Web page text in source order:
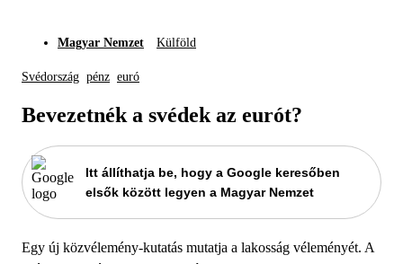
Magyar Nemzet Külföld
Svédország pénz euró
Bevezetnék a svédek az eurót?
Itt állíthatja be, hogy a Google keresőben
elsők között legyen a Magyar Nemzet
Egy új közvélemény-kutatás mutatja a lakosság véleményét. A